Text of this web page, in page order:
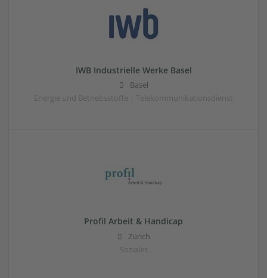
IWB Industrielle Werke Basel
Basel
Energie und Betriebsstoffe | Telekommunikationsdienst
Profil Arbeit & Handicap
Zürich
Soziales